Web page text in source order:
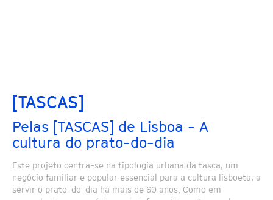
[TASCAS]
Pelas [TASCAS] de Lisboa - A
cultura do prato-do-dia
Este projeto centra-se na tipologia urbana da tasca, um
negócio familiar e popular essencial para a cultura lisboeta, a
servir o prato-do-dia há mais de 60 anos. Como em